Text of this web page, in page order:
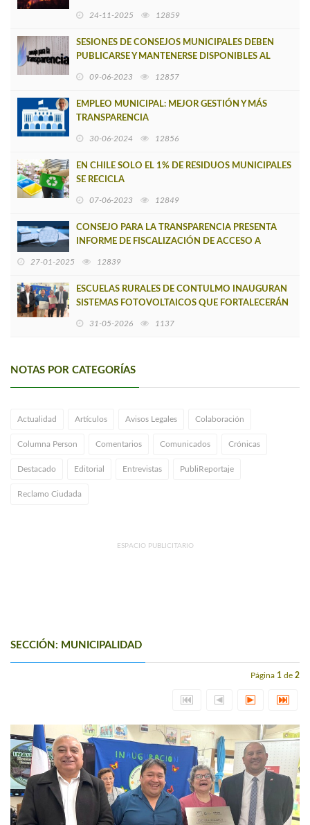
24-11-2025 12859
SESIONES DE CONSEJOS MUNICIPALES DEBEN
PUBLICARSE Y MANTENERSE DISPONIBLES AL
09-06-2023 12857
EMPLEO MUNICIPAL: MEJOR GESTIÓN Y MÁS
TRANSPARENCIA
30-06-2024 12856
EN CHILE SOLO EL 1% DE RESIDUOS MUNICIPALES
SE RECICLA
07-06-2023 12849
CONSEJO PARA LA TRANSPARENCIA PRESENTA
INFORME DE FISCALIZACIÓN DE ACCESO A
27-01-2025 12839
ESCUELAS RURALES DE CONTULMO INAUGURAN
SISTEMAS FOTOVOLTAICOS QUE FORTALECERÁN
31-05-2026 1137
NOTAS POR CATEGORÍAS
Actualidad Artículos Avisos Legales Colaboración
Columna Person Comentarios Comunicados Crónicas
Destacado Editorial Entrevistas PubliReportaje
Reclamo Ciudada
ESPACIO PUBLICITARIO
SECCIÓN: MUNICIPALIDAD
Página 1 de 2